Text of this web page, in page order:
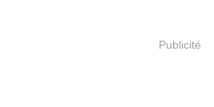
Publicité